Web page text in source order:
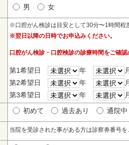
男 女
※口腔がん検診は目安として30分〜1時間程
※翌日以降の日時でお申込みください。
口腔がん検診・口腔検診の診療時間をご確
第1希望日 年
第2希望日
年
第3希望日
年
初めて 過去あり 通院中
当院を受診された事がある方は診察券番号